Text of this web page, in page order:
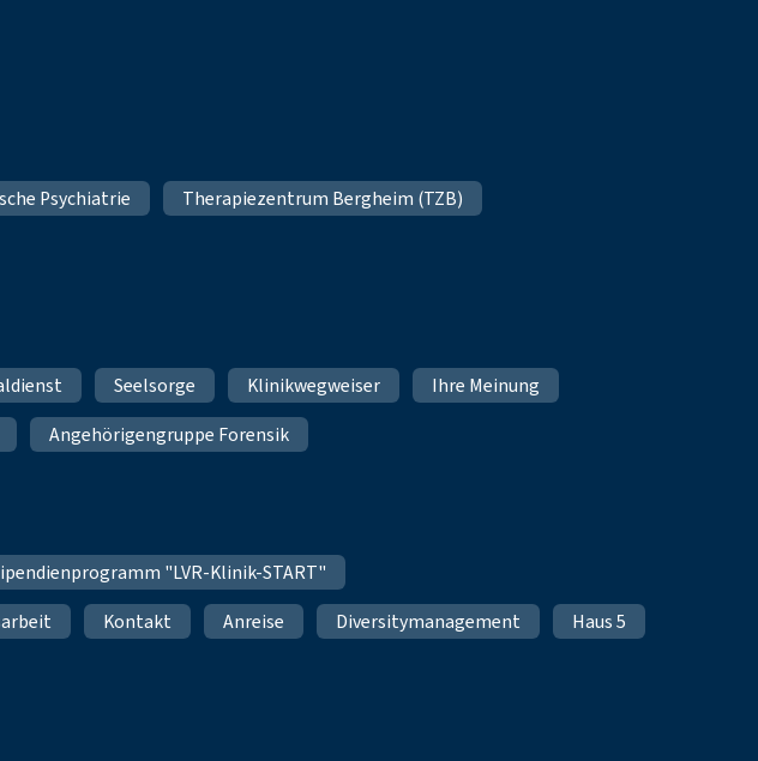
Psychiatrie
Therapiezentrum Bergheim (TZB)
Seelsorge Klinikwegweiser
Ihre Meinung
Angehörigengruppe Forensik
"LVR-Klinik-START"
Kontakt Anreise Diversitymanagement
Haus 5